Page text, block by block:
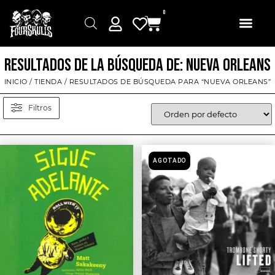
0
RESULTADOS DE LA BÚSQUEDA DE: NUEVA ORLEANS
INICIO /TIENDA / RESULTADOS DE BÚSQUEDA PARA “NUEVA ORLEANS”
Filtros
AGOTADO